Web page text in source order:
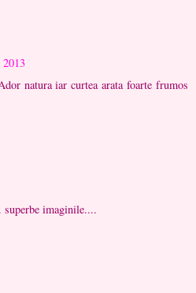
natura iar curtea arata foarte frumos
imaginile....